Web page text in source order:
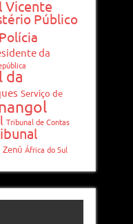
Vicente
Público
Polícia
da
da
Serviço de
Tribunal de Contas
Zenú África do Sul